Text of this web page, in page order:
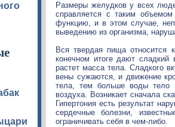
Размеры желудков у всех
справляется с таким
функцию, и в этом случае,
выведению из организма,
Вся твердая пища
конечном итоге дают сладкий
растет масса тела. Сладкого
вены сужаются, и движение
тела, тем больше воды тело
воздуха. Возникает сначала
Гипертония есть результат
сердечные болезни,
ограничивать себя в чем-либо.